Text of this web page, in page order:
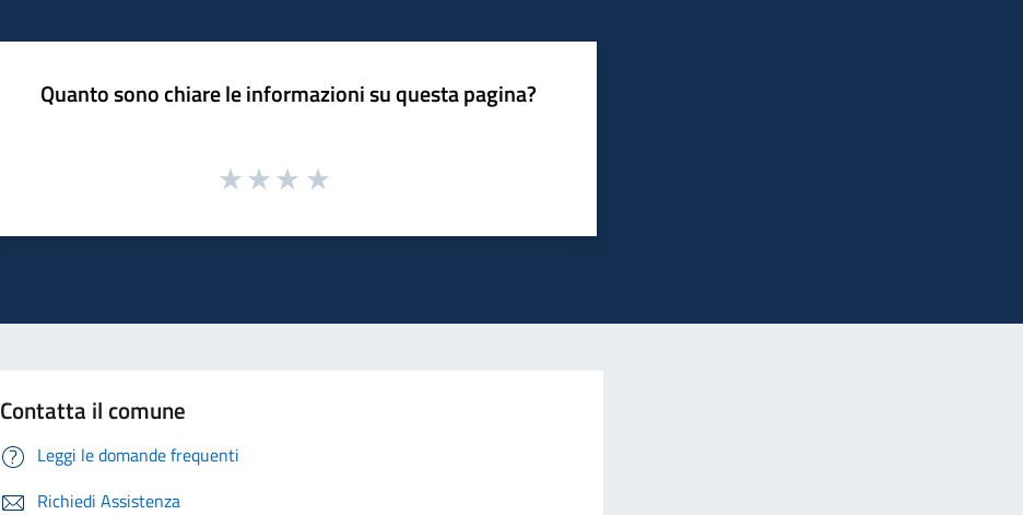
Quanto sono chiare le informazioni su questa pagina?
Contatta il comune
Leggi le domande frequenti
Richiedi Assistenza